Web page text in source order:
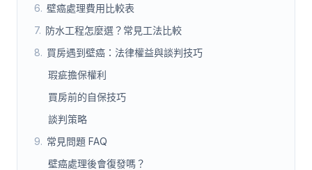
6. 壁癌處理費用比較表
7. 防水工程怎麼選？常見工法比較
8. 買房遇到壁癌：法律權益與談判技巧
瑕疵擔保權利
買房前的自保技巧
談判策略
9. 常見問題 FAQ
壁癌處理後會復發嗎？